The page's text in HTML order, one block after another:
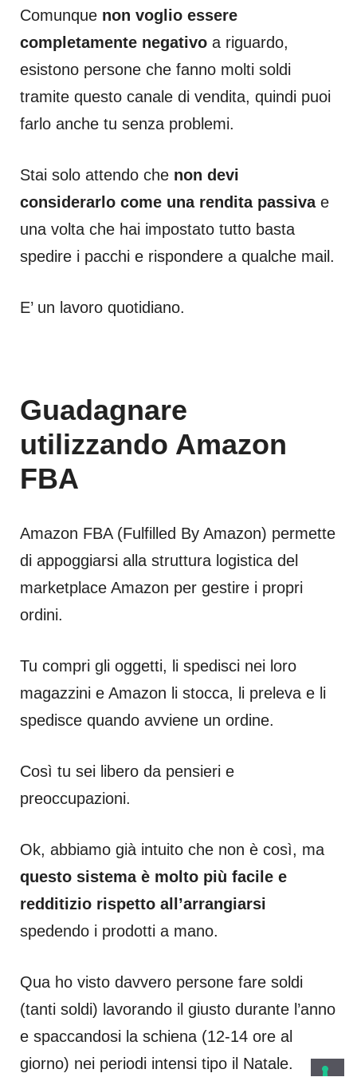
Comunque non voglio essere
completamente negativo a riguardo,
esistono persone che fanno molti soldi
tramite questo canale di vendita, quindi puoi
farlo anche tu senza problemi.
Stai solo attendo che non devi
considerarlo come una rendita passivae
una volta che hai impostato tutto basta
spedire i pacchi e rispondere a qualche mail.
E’ un lavoro quotidiano.
Guadagnare
utilizzando Amazon
FBA
Amazon FBA (Fulfilled By Amazon) permette
di appoggiarsi alla struttura logistica del
marketplace Amazon per gestire i propri
ordini.
Tu compri gli oggetti, li spedisci nei loro
magazzini e Amazon li stocca, li preleva e li
spedisce quando avviene un ordine.
Così tu sei libero da pensieri e
preoccupazioni.
Ok, abbiamo già intuito che non è così, ma
questo sistema è molto più facile e
redditizio rispetto all’arrangiarsi
spedendo i prodotti a mano.
Qua ho visto davvero persone fare soldi
(tanti soldi) lavorando il giusto durante l’anno
e spaccandosi la schiena (12-14 ore al
giorno) nei periodi intensi tipo il Natale.